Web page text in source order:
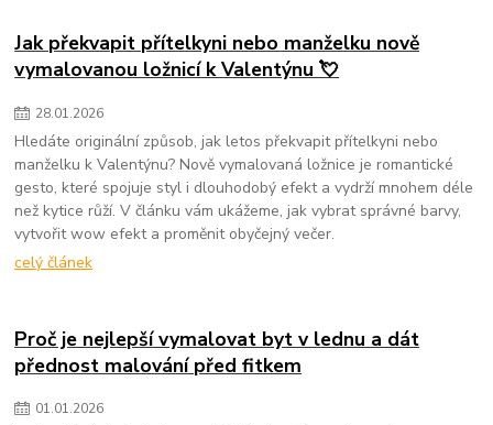
Jak překvapit přítelkyni nebo manželku nově
vymalovanou ložnicí k Valentýnu 💘
28.01.2026
Hledáte originální způsob, jak letos překvapit přítelkyni nebo
manželku k Valentýnu? Nově vymalovaná ložnice je romantické
gesto, které spojuje styl i dlouhodobý efekt a vydrží mnohem déle
než kytice růží. V článku vám ukážeme, jak vybrat správné barvy,
vytvořit wow efekt a proměnit obyčejný večer.
celý článek
Proč je nejlepší vymalovat byt v lednu a dát
přednost malování před fitkem
01.01.2026